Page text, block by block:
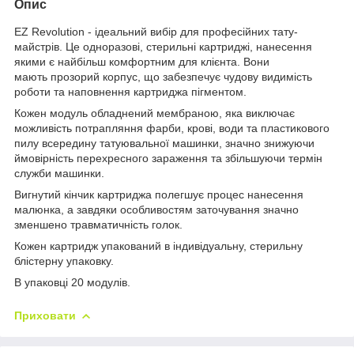
Опис
EZ Revolution - ідеальний вибір для професійних тату-
майстрів. Це одноразові, стерильні картриджі, нанесення
якими є найбільш комфортним для клієнта. Вони
мають прозорий корпус, що забезпечує чудову видимість
роботи та наповнення картриджа пігментом.
Кожен модуль обладнений мембраною, яка виключає
можливість потрапляння фарби, крові, води та пластикового
пилу всередину татуювальної машинки, значно знижуючи
ймовірність перехресного зараження та збільшуючи термін
служби машинки.
Вигнутий кінчик картриджа полегшує процес нанесення
малюнка, а завдяки особливостям заточування значно
зменшено травматичність голок.
Кожен картридж упакований в індивідуальну, стерильну
блістерну упаковку.
В упаковці 20 модулів.
Приховати